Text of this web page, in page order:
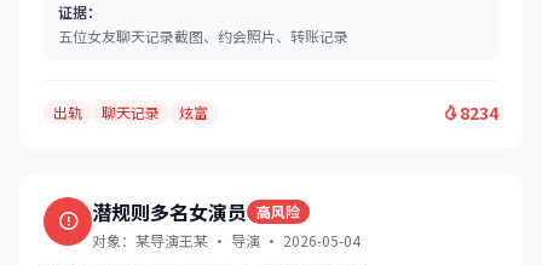
证据：
五位女友聊天记录截图、约会照片、转账记录
出轨 聊天记录 炫富 8234
潜规则多名女演员 高风险
对象：某导演王某 · 导演 · 2026-05-04